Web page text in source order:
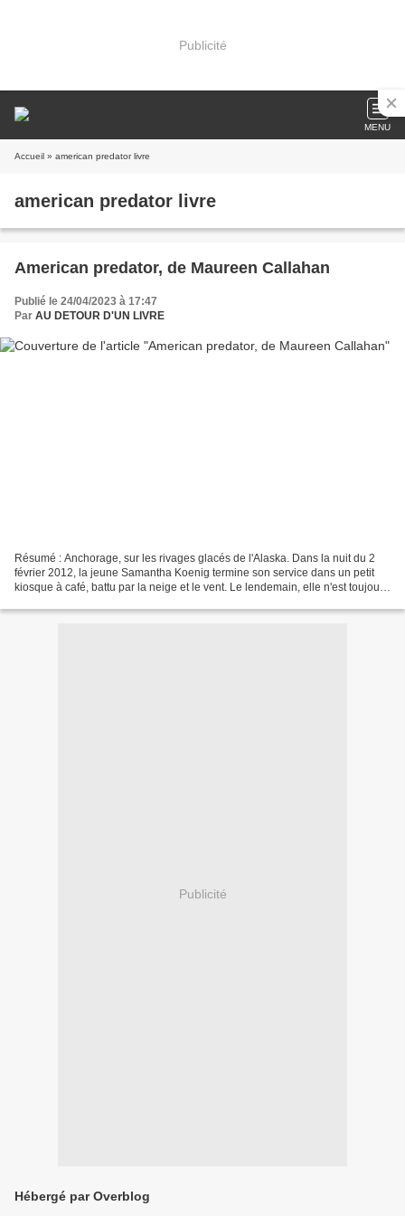
Publicité
MENU
Accueil » american predator livre
american predator livre
American predator, de Maureen Callahan
Publié le 24/04/2023 à 17:47
Par AU DETOUR D'UN LIVRE
Résumé : Anchorage, sur les rivages glacés de l'Alaska. Dans la nuit du 2
février 2012, la jeune Samantha Koenig termine son service dans un petit
kiosque à café, battu par la neige et le vent. Le lendemain, elle n'est toujours
Publicité
Hébergé par Overblog